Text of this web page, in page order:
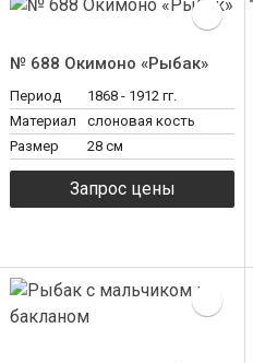
№ 688 Окимоно «Рыбак»
Период
1868 - 1912 гг.
Материал
слоновая кость
Размер
28 см